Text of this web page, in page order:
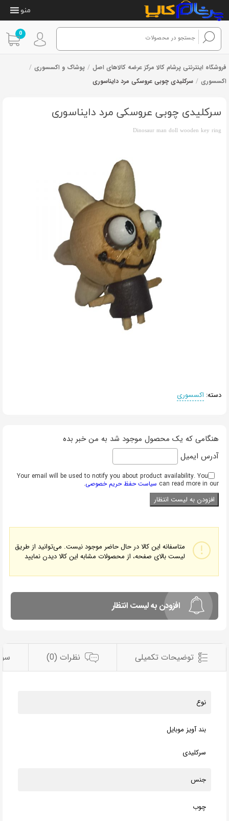
0
منو
فروشگاه اینترنتی پرشام کالا مرکز عرضه کالاهای اصل / پوشاک و اکسسوری /
اکسسوری / سرکلیدی چوبی عروسکی مرد دایناسوری
سرکلیدی چوبی عروسکی مرد دایناسوری
Dinosaur man doll wooden key ring
دسته: اکسسوری
هنگامی که یک محصول موجود شد به من خبر بده
آدرس ایمیل
Your email will be used to notify you about product availability. You
can read more in our سیاست حفظ حریم خصوصی.
متاسفانه این کالا در حال حاضر موجود نیست. می‌توانید از طریق
لیست بالای صفحه، از محصولات مشابه این کالا دیدن نمایید
افزودن به لیست انتظار
توضیحات تکمیلی نظرات (0)
نوع
بند آویز موبایل
سرکلیدی
جنس
چوب